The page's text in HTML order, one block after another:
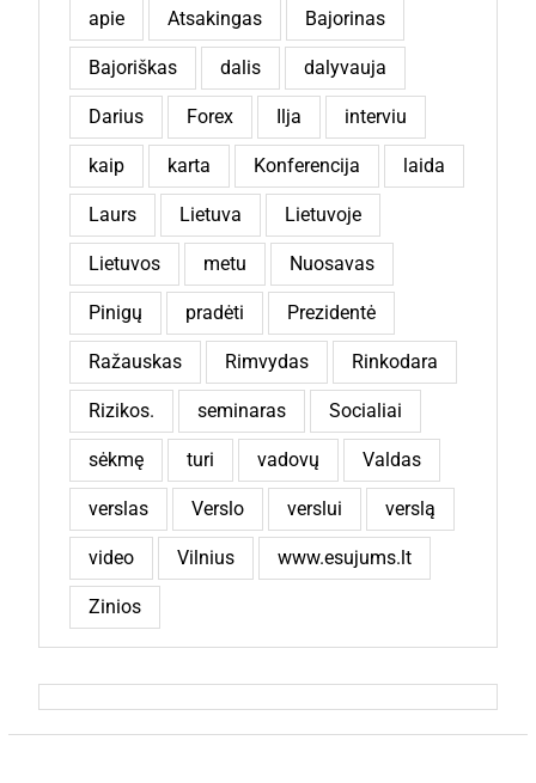
apie Atsakingas Bajorinas
Bajoriškas dalis dalyvauja
Darius Forex Ilja interviu
kaip karta Konferencija laida
Laurs Lietuva Lietuvoje
Lietuvos metu Nuosavas
Pinigų pradėti Prezidentė
Ražauskas Rimvydas Rinkodara
Rizikos. seminaras Socialiai
sėkmę turi vadovų Valdas
verslas Verslo verslui verslą
video Vilnius www.esujums.lt
Zinios